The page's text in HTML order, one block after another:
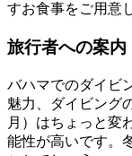
すお食事をご用意
旅行者への案内
バハマでのダイビ
魅力、ダイビング
月）はちょっと変
能性が高いです。